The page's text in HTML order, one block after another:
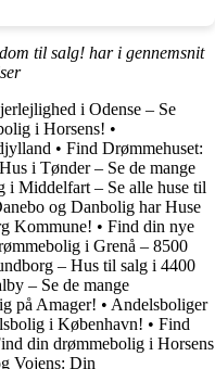
til salg! har i gennemsnit
i Odense – Se
i Horsens! •
• Find Drømmehuset:
i Tønder – Se de mange
i Middelfart – Se alle huse til
og Danbolig har Huse
Kommune! • Find din nye
i Grenå – 8500
– Hus til salg i 4400
– Se de mange
på Amager! • Andelsboliger
i København! • Find
din drømmebolig i Horsens
Vojens: Din